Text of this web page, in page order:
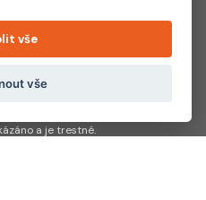
FYZIOklinika s.r.o.
4, Jižní Město – Chodov
užití obsahu či jeho částí
a je trestné.
vše
vše